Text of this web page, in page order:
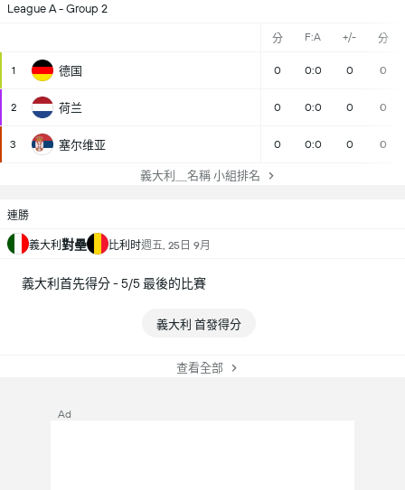
League A - Group 2
分 F:A +/- 分
1 德国 0 0:0 0 0
2 荷兰 0 0:0 0 0
3 塞尔维亚 0 0:0 0 0
義大利＿名稱 小組排名
連勝
義大利 對壘 比利时週五, 25日 9月
義大利首先得分 - 5/5 最後的比賽
義大利 首發得分
查看全部
Ad